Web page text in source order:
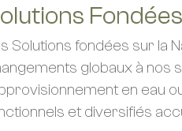
Solutions fondées sur la
globaux à nos
en eau
et diversifiés